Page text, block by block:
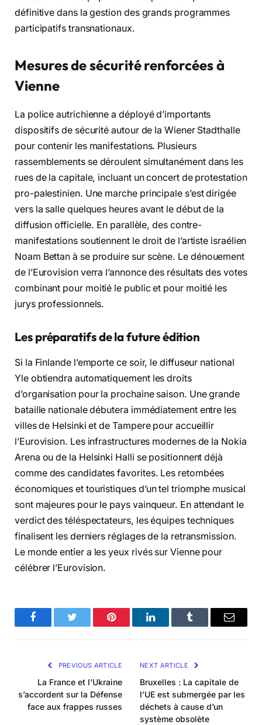
définitive dans la gestion des grands programmes
participatifs transnationaux.
Mesures de sécurité renforcées à
Vienne
La police autrichienne a déployé d’importants
dispositifs de sécurité autour de la Wiener Stadthalle
pour contenir les manifestations. Plusieurs
rassemblements se déroulent simultanément dans les
rues de la capitale, incluant un concert de protestation
pro-palestinien. Une marche principale s’est dirigée
vers la salle quelques heures avant le début de la
diffusion officielle. En parallèle, des contre-
manifestations soutiennent le droit de l’artiste israélien
Noam Bettan à se produire sur scène. Le dénouement
de l’Eurovision verra l’annonce des résultats des votes
combinant pour moitié le public et pour moitié les
jurys professionnels.
Les préparatifs de la future édition
Si la Finlande l’emporte ce soir, le diffuseur national
Yle obtiendra automatiquement les droits
d’organisation pour la prochaine saison. Une grande
bataille nationale débutera immédiatement entre les
villes de Helsinki et de Tampere pour accueillir
l’Eurovision. Les infrastructures modernes de la Nokia
Arena ou de la Helsinki Halli se positionnent déjà
comme des candidates favorites. Les retombées
économiques et touristiques d’un tel triomphe musical
sont majeures pour le pays vainqueur. En attendant le
verdict des téléspectateurs, les équipes techniques
finalisent les derniers réglages de la retransmission.
Le monde entier a les yeux rivés sur Vienne pour
célébrer l’Eurovision.
FacebookTwitter Pinterest LinkedInTumblr Email
PREVIOUS ARTICLE
La France et l’Ukraine
s’accordent sur la Défense
face aux frappes russes
NEXT ARTICLE
Bruxelles : La capitale de
l’UE est submergée par les
déchets à cause d’un
système obsolète